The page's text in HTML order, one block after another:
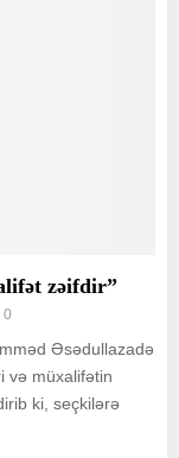
zəifdir”
0
Əsədullazadə
və müxalifətin
ki, seçkilərə